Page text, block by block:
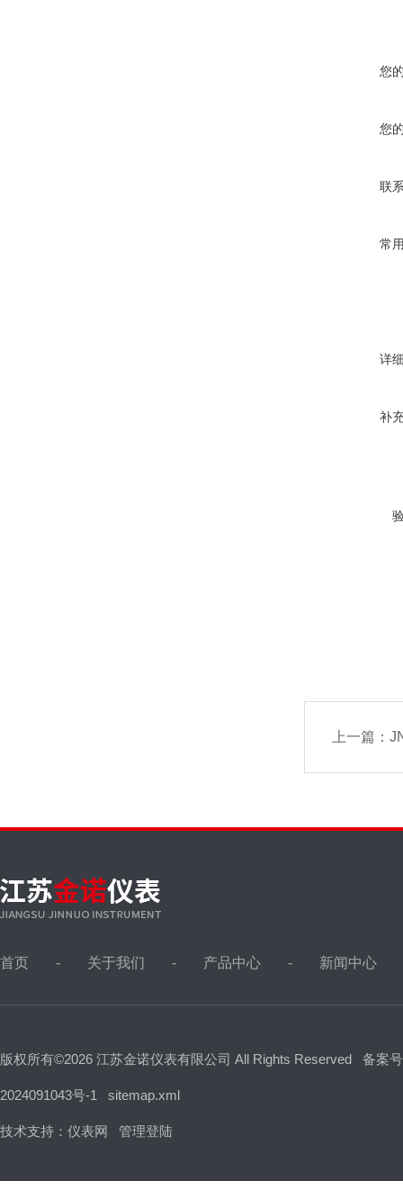
您
您
联
常
详
补
上一篇：
首页 关于我们 产品中心 新闻中心
版权所有©2026 江苏金诺仪表有限公司 All Rights Reserved 备案
2024091043号-1 sitemap.xml
技术支持： 仪表网 管理登陆